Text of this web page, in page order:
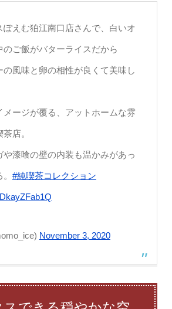
ぽえむ狛江南口店さんで、白いオ
のご飯がバターライスだから
の風味と卵の相性が良くて美味し
メージが覆る、アットホームな雰
店。
や漆喰の壁の内装も温かみがあっ
#純喫茶コレクション
November 3, 2020